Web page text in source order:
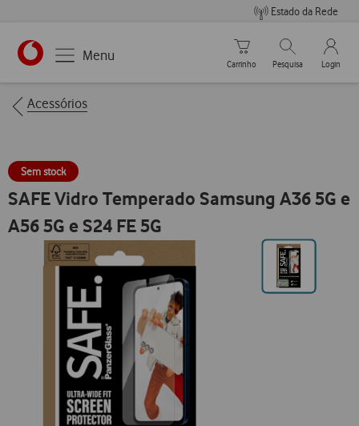
Estado da Rede
https://www.vodafone.pt
Menu
Carrinho de compras
Carrinho
Pesquisar
Pesquisa
My
Login
Breadcrumbs
Acessórios
Sem stock
SAFE Vidro Temperado Samsung A36 5G e
A56 5G e S24 FE 5G
Ir
para